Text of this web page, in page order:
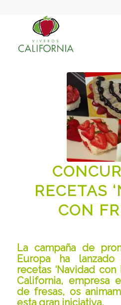
RECETAS
CON
La campaña de
Europa ha
recetas ‘Navidad con
California, empresa
de fresas, os
esta gran iniciativa.